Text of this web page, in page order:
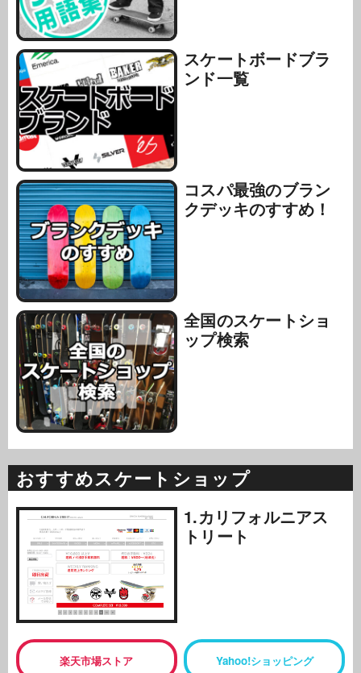
スケートボードブラ
ンド一覧
コスパ最強のブラン
クデッキのすすめ！
全国のスケートショ
ップ検索
おすすめスケートショップ
1.カリフォルニアス
トリート
楽天市場ストア Yahoo!ショッピング